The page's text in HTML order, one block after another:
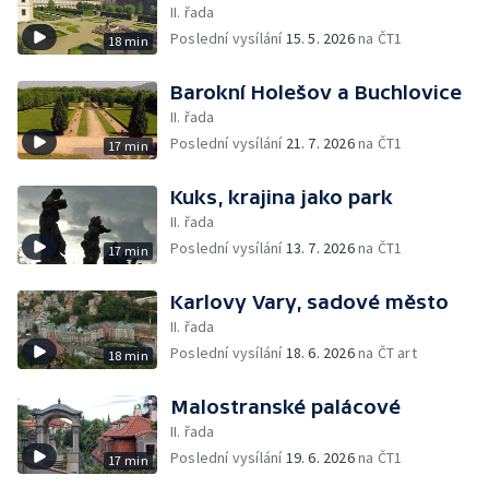
18 min
II. řada
Poslední vysílání15. 5. 2026na ČT1
17 min
Barokní Holešov a Buchlovice
II. řada
Poslední vysílání 21. 7. 2026na ČT1
17 min
Kuks, krajina jako park
II. řada
Poslední vysílání13. 7. 2026na ČT1
18 min
Karlovy Vary, sadové město
II. řada
Poslední vysílání18. 6. 2026na ČT art
17 min
Malostranské palácové
II. řada
Poslední vysílání19. 6. 2026na ČT1